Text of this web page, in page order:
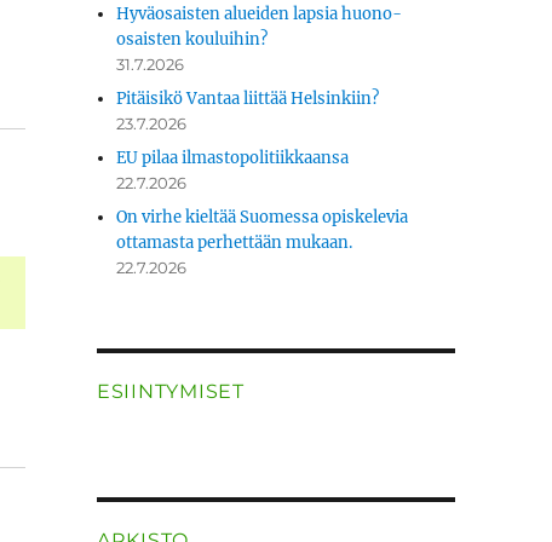
Hyväosaisten alueiden lapsia huono-
osaisten kouluihin?
31.7.2026
Pitäisikö Vantaa liittää Helsinkiin?
23.7.2026
EU pilaa ilmastopolitiikkaansa
22.7.2026
On virhe kieltää Suomessa opiskelevia
ottamasta perhettään mukaan.
22.7.2026
ESIINTYMISET